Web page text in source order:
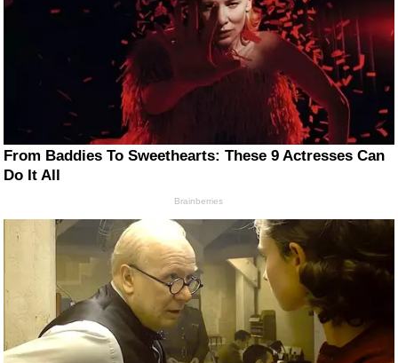
From Baddies To Sweethearts: These 9 Actresses Can
Do It All
Brainberries